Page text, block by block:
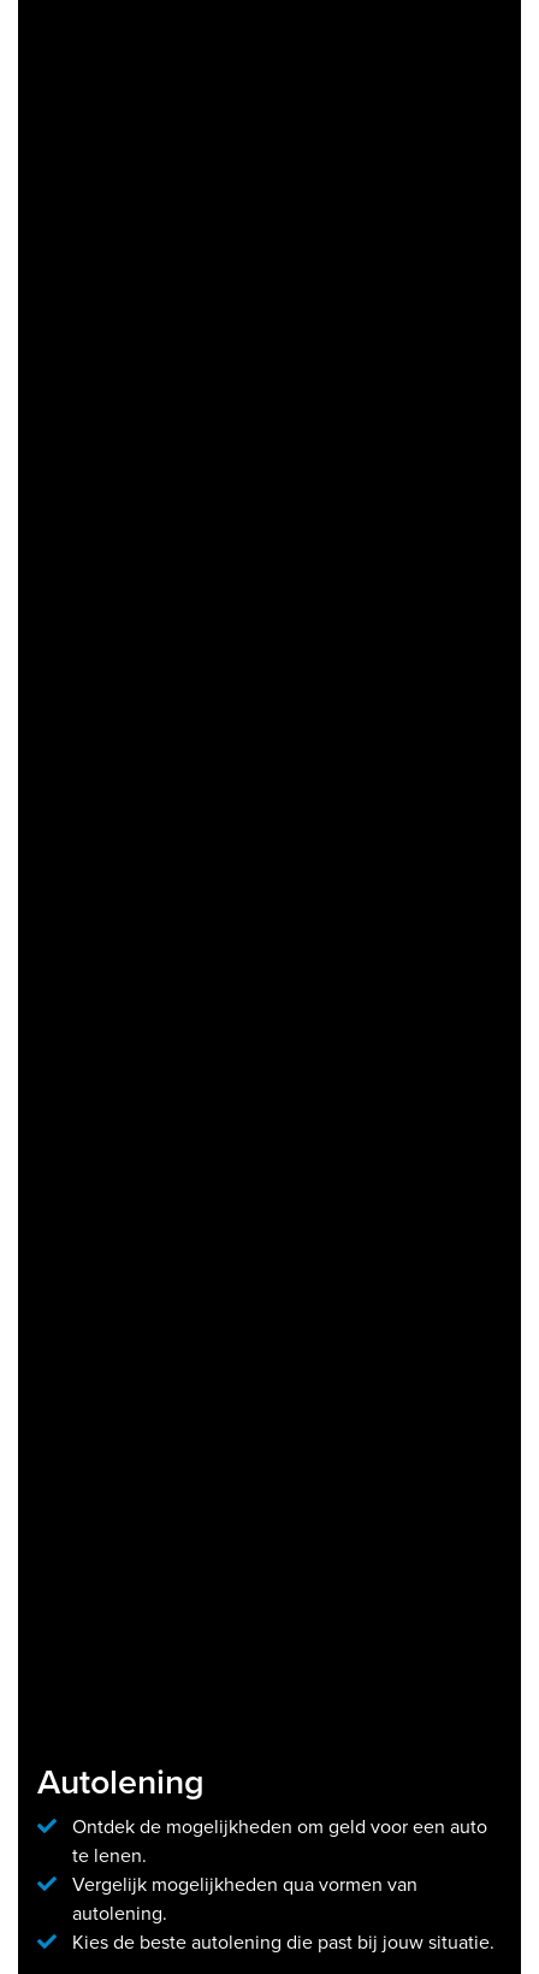
Autolening
Ontdek de mogelijkheden om geld voor een auto
te lenen.
Vergelijk mogelijkheden qua vormen van
autolening.
Kies de beste autolening die past bij jouw situatie.